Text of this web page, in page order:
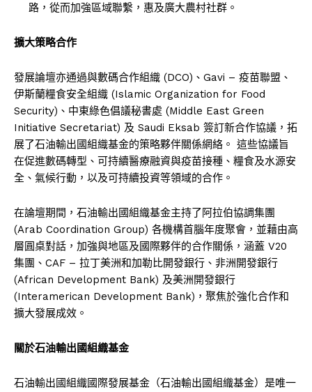
路，從而加強區域聯繫，惠及廣大農村社群。
擴大策略合作
發展論壇亦通過與數碼合作組織 (DCO)、Gavi – 疫苗聯盟、
伊斯蘭糧食安全組織 (Islamic Organization for Food
Security)、中東綠色倡議秘書處 (Middle East Green
Initiative Secretariat) 及 Saudi Eksab 簽訂新合作協議，拓
展了石油輸出國組織基金的策略夥伴關係網絡。 這些協議旨
在促進數碼轉型、可持續醫療融資與疫苗接種、糧食及水源安
全、氣候行動，以及可持續投資等領域的合作。
在論壇期間，石油輸出國組織基金主持了阿拉伯協調集團
(Arab Coordination Group) 各機構首腦年度聚會，並藉由高
層圓桌對話，加強與地區及國際夥伴的合作關係，涵蓋 V20
集團、CAF – 拉丁美洲和加勒比開發銀行、非洲開發銀行
(African Development Bank) 及美洲開發銀行
(Interamerican Development Bank)，聚焦於強化合作和
擴大發展成效。
關於石油輸出國組織基金
石油輸出國組織國際發展基金（石油輸出國組織基金）是唯一